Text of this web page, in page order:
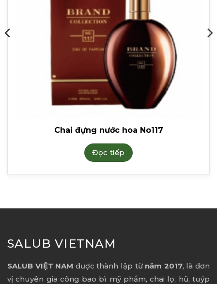
Chai đựng nước hoa No117
Đọc tiếp
SALUB VIETNAM
SALUB VIỆT NAM được thành lập từ năm 2017, là đơn
vị chuyên gia công bao bì mỹ phẩm, chai lọ, hũ, tuýp